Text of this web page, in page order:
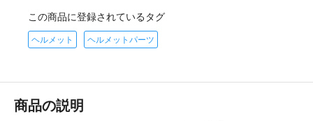
この商品に登録されているタグ
ヘルメット ヘルメットパーツ
商品の説明